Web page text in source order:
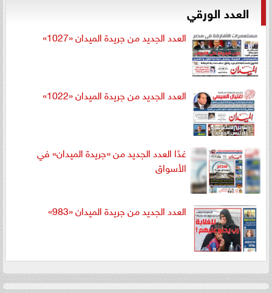
العدد الورقي
العدد الجديد من جريدة الميدان «1027»
العدد الجديد من جريدة الميدان «1022»
غدًا العدد الجديد من «جريدة الميدان» في
الأسواق
العدد الجديد من جريدة الميدان «983»